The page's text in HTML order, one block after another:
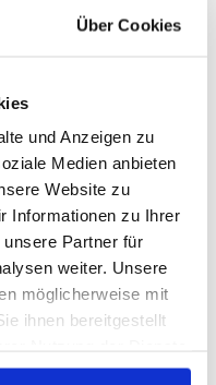
Über Cookies
und Anzeigen zu
Medien anbieten
Website zu
Informationen zu Ihrer
Partner für
weiter. Unsere
möglicherweise mit
ihnen bereitgestellt